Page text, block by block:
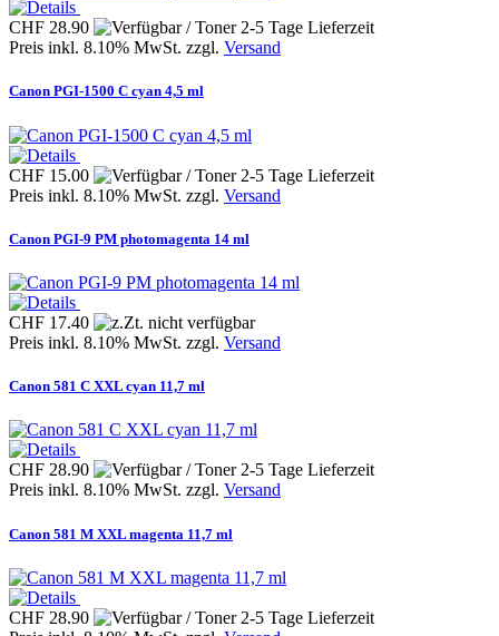
CHF 28.90
Preis inkl. 8.10% MwSt. zzgl. Versand
Canon PGI-1500 C cyan 4,5 ml
CHF 15.00
Preis inkl. 8.10% MwSt. zzgl. Versand
Canon PGI-9 PM photomagenta 14 ml
CHF 17.40
Preis inkl. 8.10% MwSt. zzgl. Versand
Canon 581 C XXL cyan 11,7 ml
CHF 28.90
Preis inkl. 8.10% MwSt. zzgl. Versand
Canon 581 M XXL magenta 11,7 ml
CHF 28.90